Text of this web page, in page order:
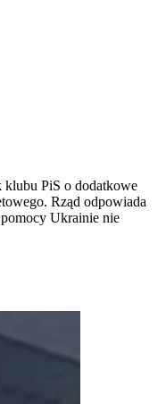
klubu PiS o dodatkowe
Rząd odpowiada
Ukrainie nie